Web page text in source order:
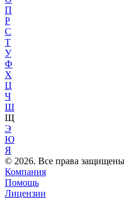
П
Р
С
Т
У
Ф
Х
Ц
Ч
Ш
Щ
Э
Ю
Я
© 2026. Все права
Компания
Помощь
Лицензии